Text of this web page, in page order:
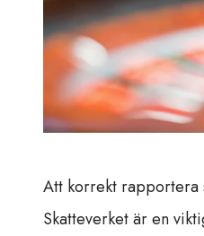
Att korrekt rapportera
Skatteverket är en